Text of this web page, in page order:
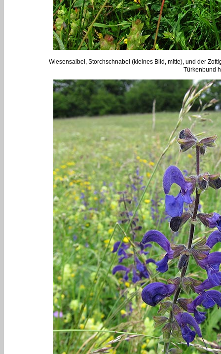
Wiesensalbei, Storchschnabel (kleines Bild, mitte), und der
Türkenbund